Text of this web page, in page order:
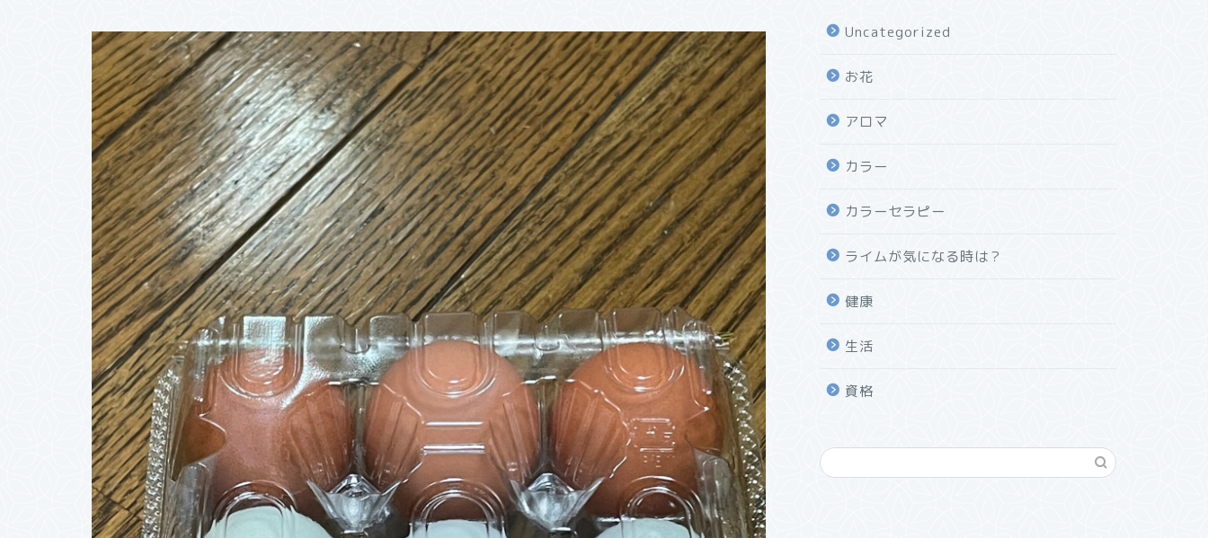
Uncategorized
お花
アロマ
カラー
カラーセラピー
ライムが気になる時は？
健康
生活
資格